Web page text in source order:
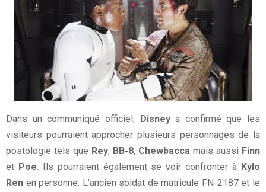
Dans un communiqué officiel, Disneya confirmé que les
visiteurs pourraient approcher plusieurs personnages de la
postologie tels que Rey, BB-8, Chewbacca mais aussi Finn
et Poe . Ils pourraient également se voir confronter à Kylo
Ren en personne. L’ancien soldat de matricule FN-2187 et le